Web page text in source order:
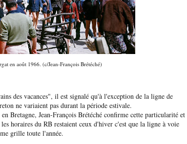
en août 1966. (c/Jean-François Brétéché)
des vacances", il est signalé qu'à l'exception de la ligne de
ne variaient pas durant la période estivale.
Bretagne, Jean-François Brétéché confirme cette particularité et
horaires du RB restaient ceux d'hiver c'est que la ligne à voie
grille toute l'année.